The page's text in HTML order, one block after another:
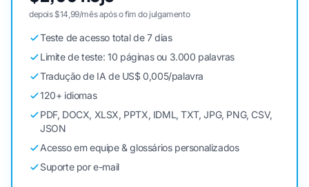
depois $14,99/mês após o fim do julgamento
Teste de acesso total de 7 dias
Limite de teste: 10 páginas ou 3.000 palavras
Tradução de IA de US$ 0,005/palavra
120+ idiomas
PDF, DOCX, XLSX, PPTX, IDML, TXT, JPG, PNG, CSV,
JSON
Acesso em equipe & glossários personalizados
Suporte por e-mail